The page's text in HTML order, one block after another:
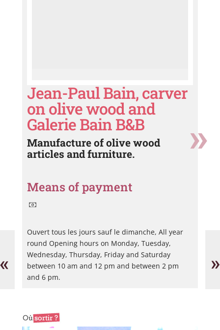
«
Artists
Residence
(AIR
Vallauris) »
Jean-Paul Bain, carver
on olive wood and
Galerie Bain B&B
Manufacture of olive wood
articles and furniture.
Means of payment
Ouvert tous les jours sauf le dimanche, All year
round Opening hours on Monday, Tuesday,
Wednesday, Thursday, Friday and Saturday
between 10 am and 12 pm and between 2 pm
and 6 pm.